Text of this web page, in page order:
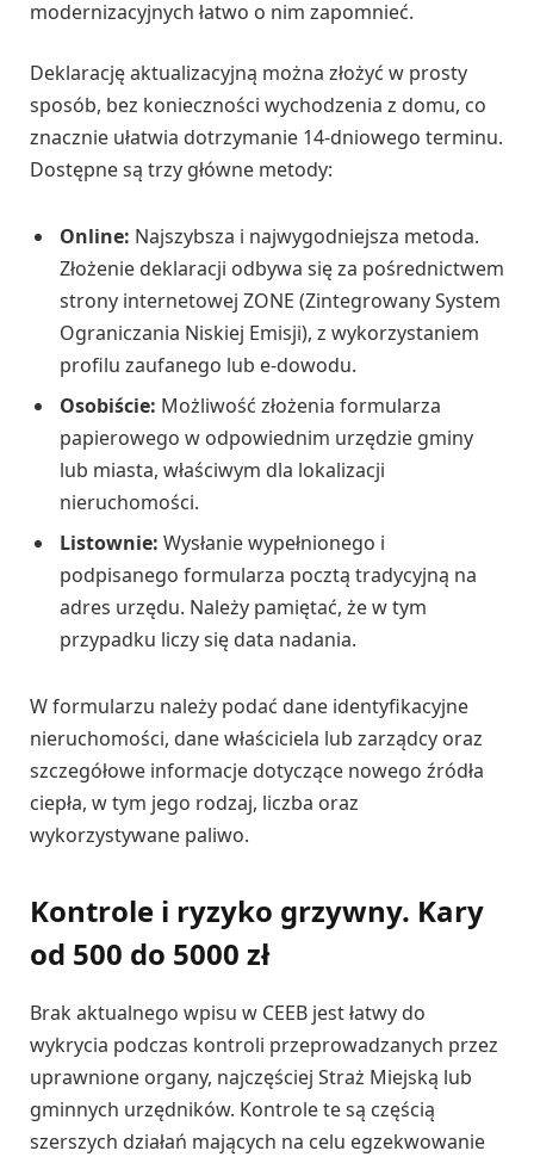
modernizacyjnych łatwo o nim zapomnieć.
Deklarację aktualizacyjną można złożyć w prosty
sposób, bez konieczności wychodzenia z domu, co
znacznie ułatwia dotrzymanie 14-dniowego terminu.
Dostępne są trzy główne metody:
Online: Najszybsza i najwygodniejsza metoda.
Złożenie deklaracji odbywa się za pośrednictwem
strony internetowej ZONE (Zintegrowany System
Ograniczania Niskiej Emisji), z wykorzystaniem
profilu zaufanego lub e-dowodu.
Osobiście: Możliwość złożenia formularza
papierowego w odpowiednim urzędzie gminy
lub miasta, właściwym dla lokalizacji
nieruchomości.
Listownie: Wysłanie wypełnionego i
podpisanego formularza pocztą tradycyjną na
adres urzędu. Należy pamiętać, że w tym
przypadku liczy się data nadania.
W formularzu należy podać dane identyfikacyjne
nieruchomości, dane właściciela lub zarządcy oraz
szczegółowe informacje dotyczące nowego źródła
ciepła, w tym jego rodzaj, liczba oraz
wykorzystywane paliwo.
Kontrole i ryzyko grzywny. Kary
od 500 do 5000 zł
Brak aktualnego wpisu w CEEB jest łatwy do
wykrycia podczas kontroli przeprowadzanych przez
uprawnione organy, najczęściej Straż Miejską lub
gminnych urzędników. Kontrole te są częścią
szerszych działań mających na celu egzekwowanie